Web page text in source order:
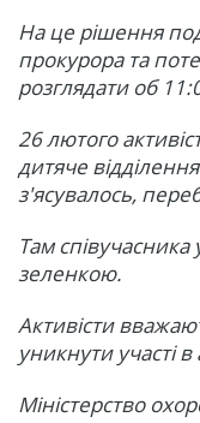
На це рішення
прокурора та
розглядати об
26 лютого
дитяче
з'ясувалось,
Там
зеленкою.
Активісти
уникнути участі
Міністерство